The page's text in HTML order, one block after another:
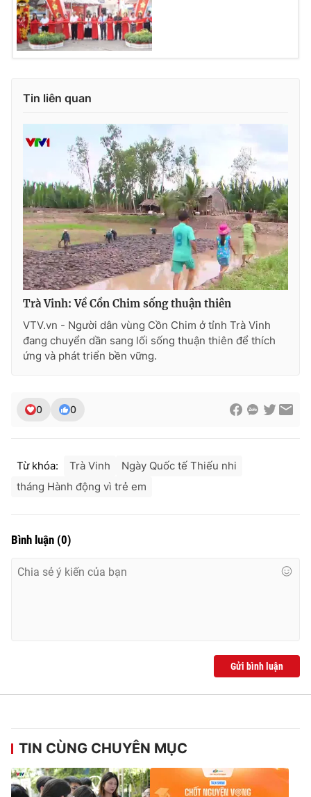
Ðiện thoại Thời báo VTV:024.66 897 897
Email:toasoan@vtv.vn
Liên hệ quảng cáo: 024-7300.7108
® Cấm sao chép dưới mọi hình thức nếu không có sự chấp
thuận bằng văn bản. Ghi rõ nguồn VTV.vn khi phát hành lại
thông tin từ website này.
Tin liên quan
Trà Vinh: Về Cồn Chim sống thuận thiên
VTV.vn - Người dân vùng Cồn Chim ở tỉnh Trà Vinh
đang chuyển dần sang lối sống thuận thiên để thích
ứng và phát triển bền vững.
0 0
Từ khóa: Trà Vinh
Ngày Quốc tế Thiếu nhi
tháng Hành động vì trẻ em
Bình luận (0)
Gửi bình luận
TIN CÙNG CHUYÊN MỤC